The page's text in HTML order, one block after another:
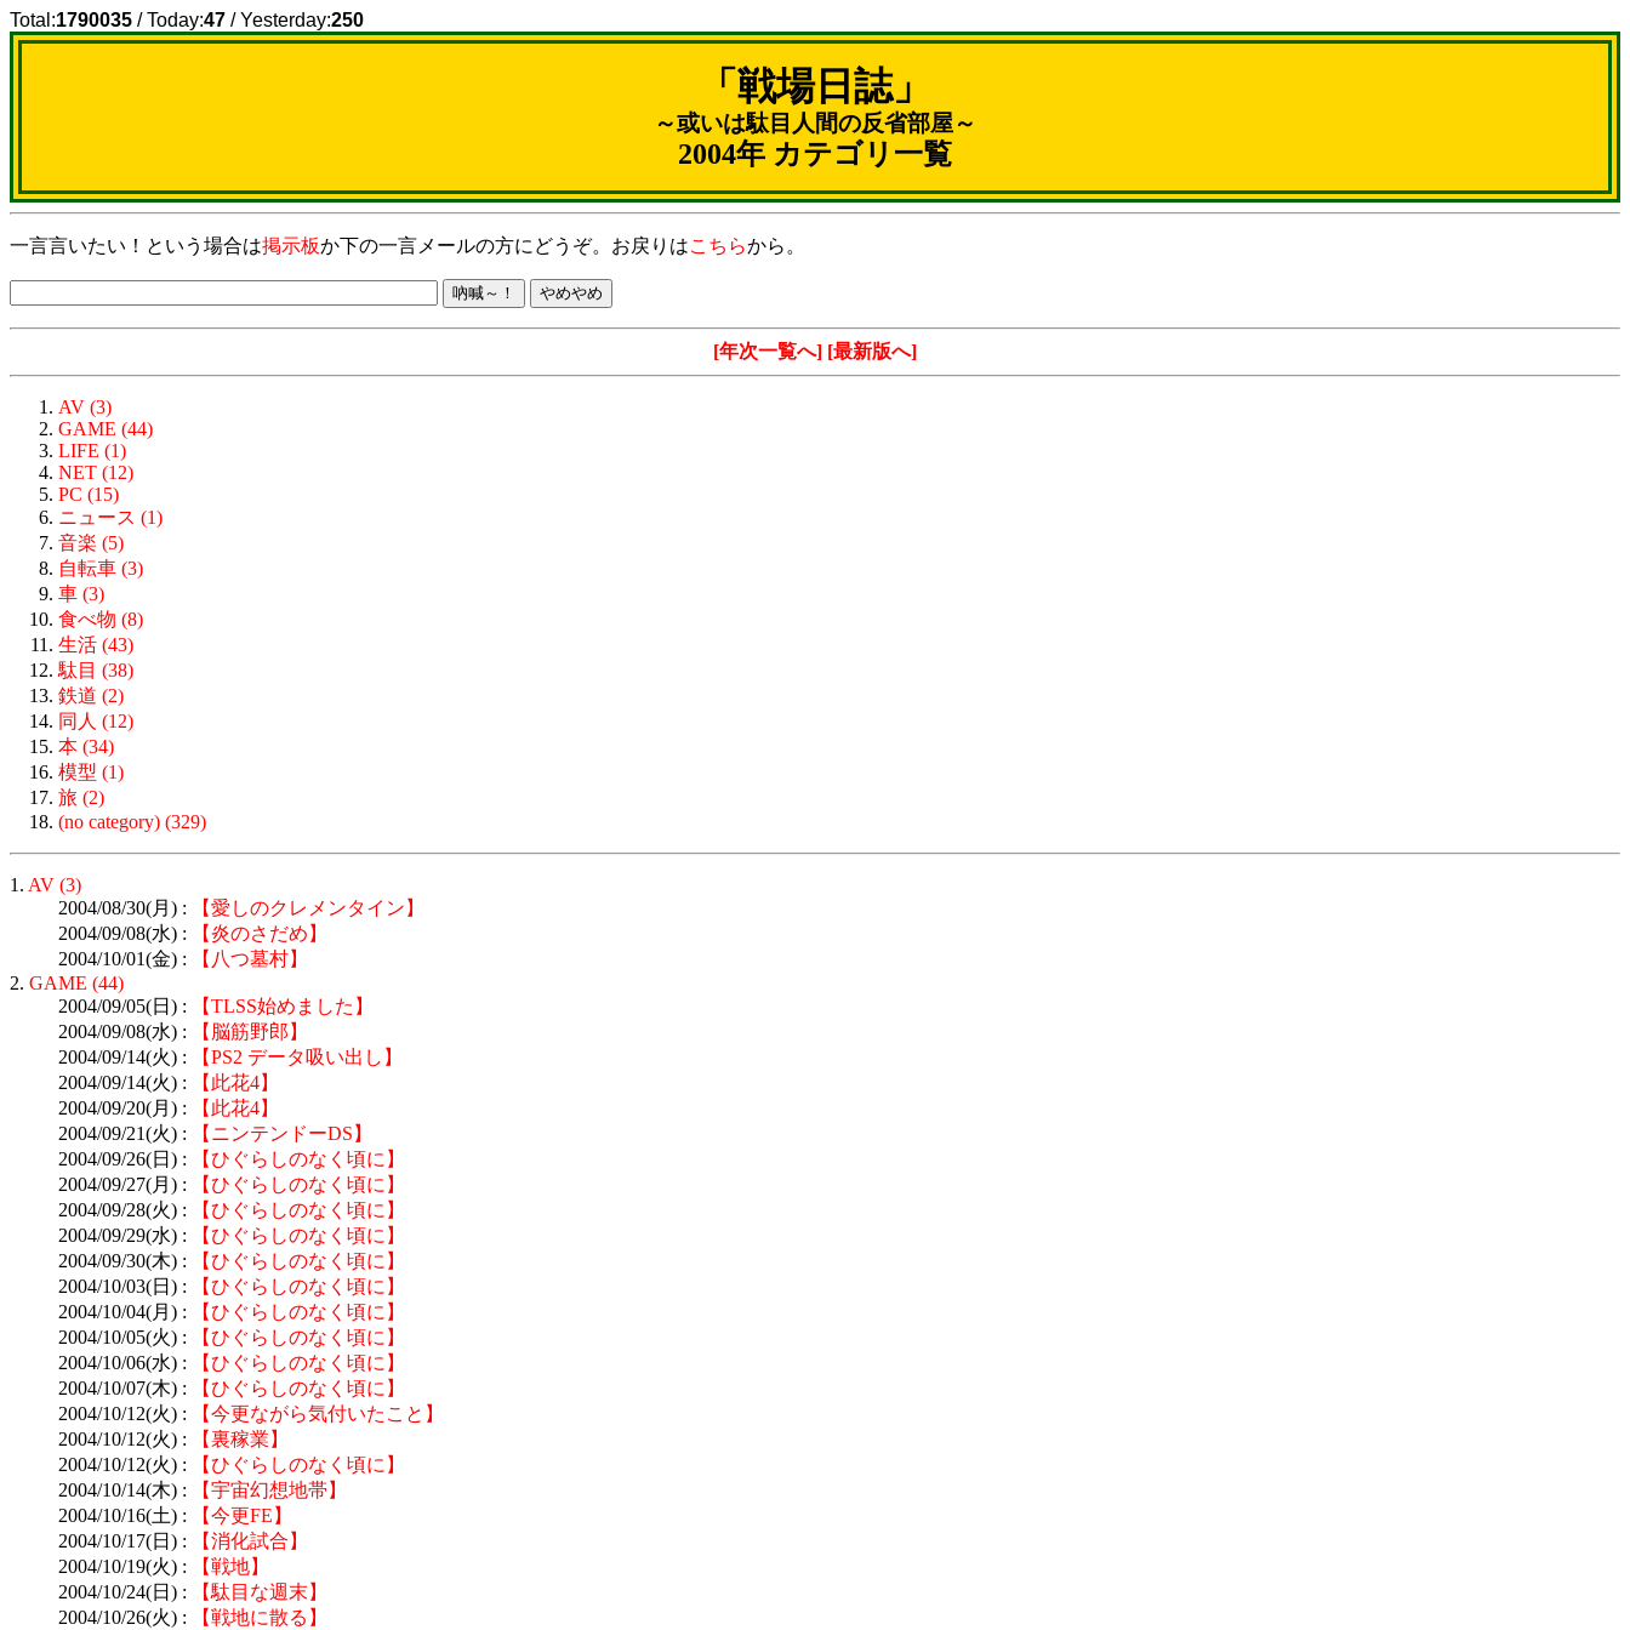
Total:1790035 / Today:47 / Yesterday:250
「戦場日誌」
～或いは駄目人間の反省部屋～
2004年 カテゴリ一覧
一言言いたい！という場合は掲示板か下の一言メールの方にどうぞ。お戻りはこちらから。
[年次一覧へ] [最新版へ]
AV (3)
GAME (44)
LIFE (1)
NET (12)
PC (15)
ニュース (1)
音楽 (5)
自転車 (3)
車 (3)
食べ物 (8)
生活 (43)
駄目 (38)
鉄道 (2)
同人 (12)
本 (34)
模型 (1)
旅 (2)
(no category) (329)
1. AV (3)
2004/08/30(月) :
【愛しのクレメンタイン】
2004/09/08(水) :
【炎のさだめ】
2004/10/01(金) :
【八つ墓村】
2. GAME (44)
2004/09/05(日) :
【TLSS始めました】
2004/09/08(水) :
【脳筋野郎】
2004/09/14(火) :
【PS2 データ吸い出し】
2004/09/14(火) :
【此花4】
2004/09/20(月) :
【此花4】
2004/09/21(火) :
【ニンテンドーDS】
2004/09/26(日) :
【ひぐらしのなく頃に】
2004/09/27(月) :
【ひぐらしのなく頃に】
2004/09/28(火) :
【ひぐらしのなく頃に】
2004/09/29(水) :
【ひぐらしのなく頃に】
2004/09/30(木) :
【ひぐらしのなく頃に】
2004/10/03(日) :
【ひぐらしのなく頃に】
2004/10/04(月) :
【ひぐらしのなく頃に】
2004/10/05(火) :
【ひぐらしのなく頃に】
2004/10/06(水) :
【ひぐらしのなく頃に】
2004/10/07(木) :
【ひぐらしのなく頃に】
2004/10/12(火) :
【今更ながら気付いたこと】
2004/10/12(火) :
【裏稼業】
2004/10/12(火) :
【ひぐらしのなく頃に】
2004/10/14(木) :
【宇宙幻想地帯】
2004/10/16(土) :
【今更FE】
2004/10/17(日) :
【消化試合】
2004/10/19(火) :
【戦地】
2004/10/24(日) :
【駄目な週末】
2004/10/26(火) :
【戦地に散る】